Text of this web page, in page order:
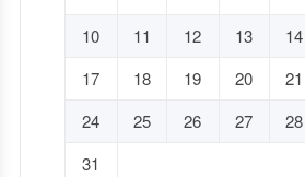
10
11 12 13 14
17
18 19 20 21
24
25 26 27 28
31